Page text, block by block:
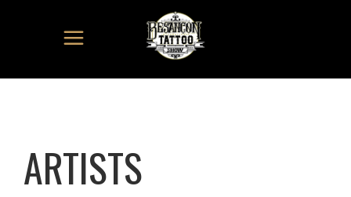
ARTISTS